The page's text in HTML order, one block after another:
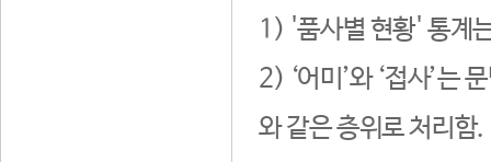
1) '품사별 현황' 통계
2) ‘어미’와 ‘접사’는
와 같은 층위로 처리함.